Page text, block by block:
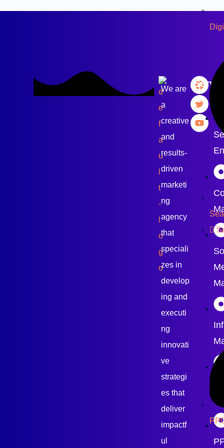
We are
a
creative
and
results-
driven
marketi
ng
agency
that
speciali
zes in
develop
ing and
executi
ng
innovati
ve
strategi
es that
deliver
impactf
ul
Servic
Es